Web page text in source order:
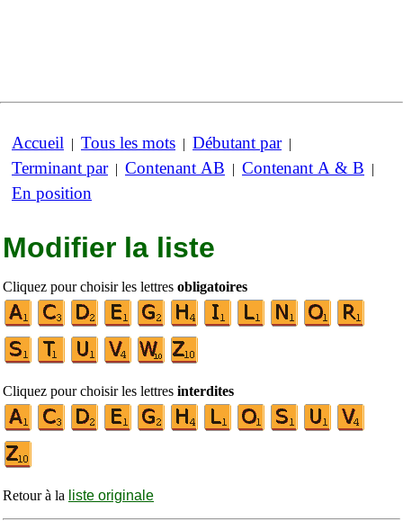
Accueil | Tous les mots | Débutant par|
Terminant par| Contenant AB | Contenant A & B |
En position
Modifier la liste
Cliquez pour choisir les lettres obligatoires
Cliquez pour choisir les lettres interdites
Retour à la liste originale